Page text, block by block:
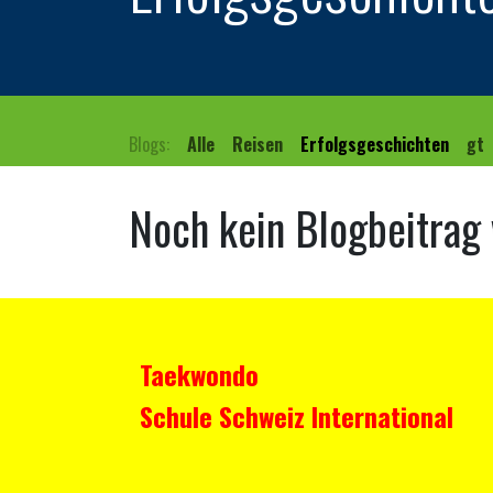
Blogs: Alle Reisen Erfolgsgeschichten gt
Noch kein Blogbeitrag
Taekwondo
Schule Schweiz International